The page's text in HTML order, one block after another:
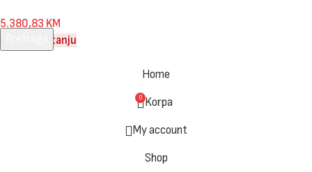
5.380,83 KM
Nema na stanju
Home
0 Korpa
My account
Shop